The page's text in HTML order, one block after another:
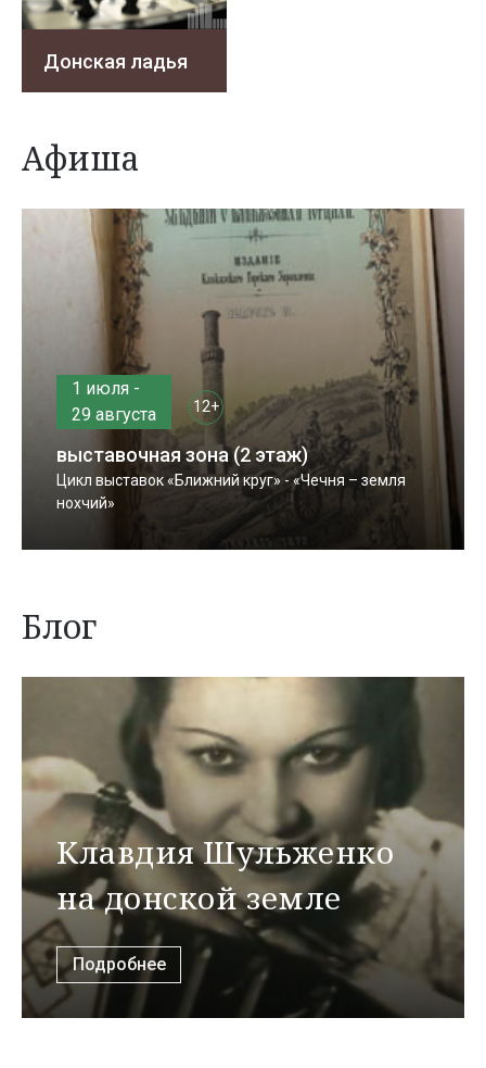
Донская ладья
Афиша
1 июля -
29 августа
12+
выставочная зона (2 этаж)
Цикл выставок «Ближний круг» - «Чечня – земля
нохчий»
Блог
Клавдия Шульженко
на донской земле
Подробнее